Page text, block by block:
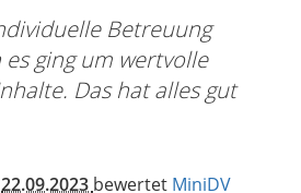
Betreuung
ging um wertvolle
Das hat alles gut
22.09.2023 bewertet MiniDV